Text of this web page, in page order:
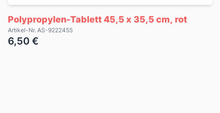
Polypropylen-Tablett 45,5 x 35,5 cm, rot
Artikel-Nr. AS-9222455
6,50 €